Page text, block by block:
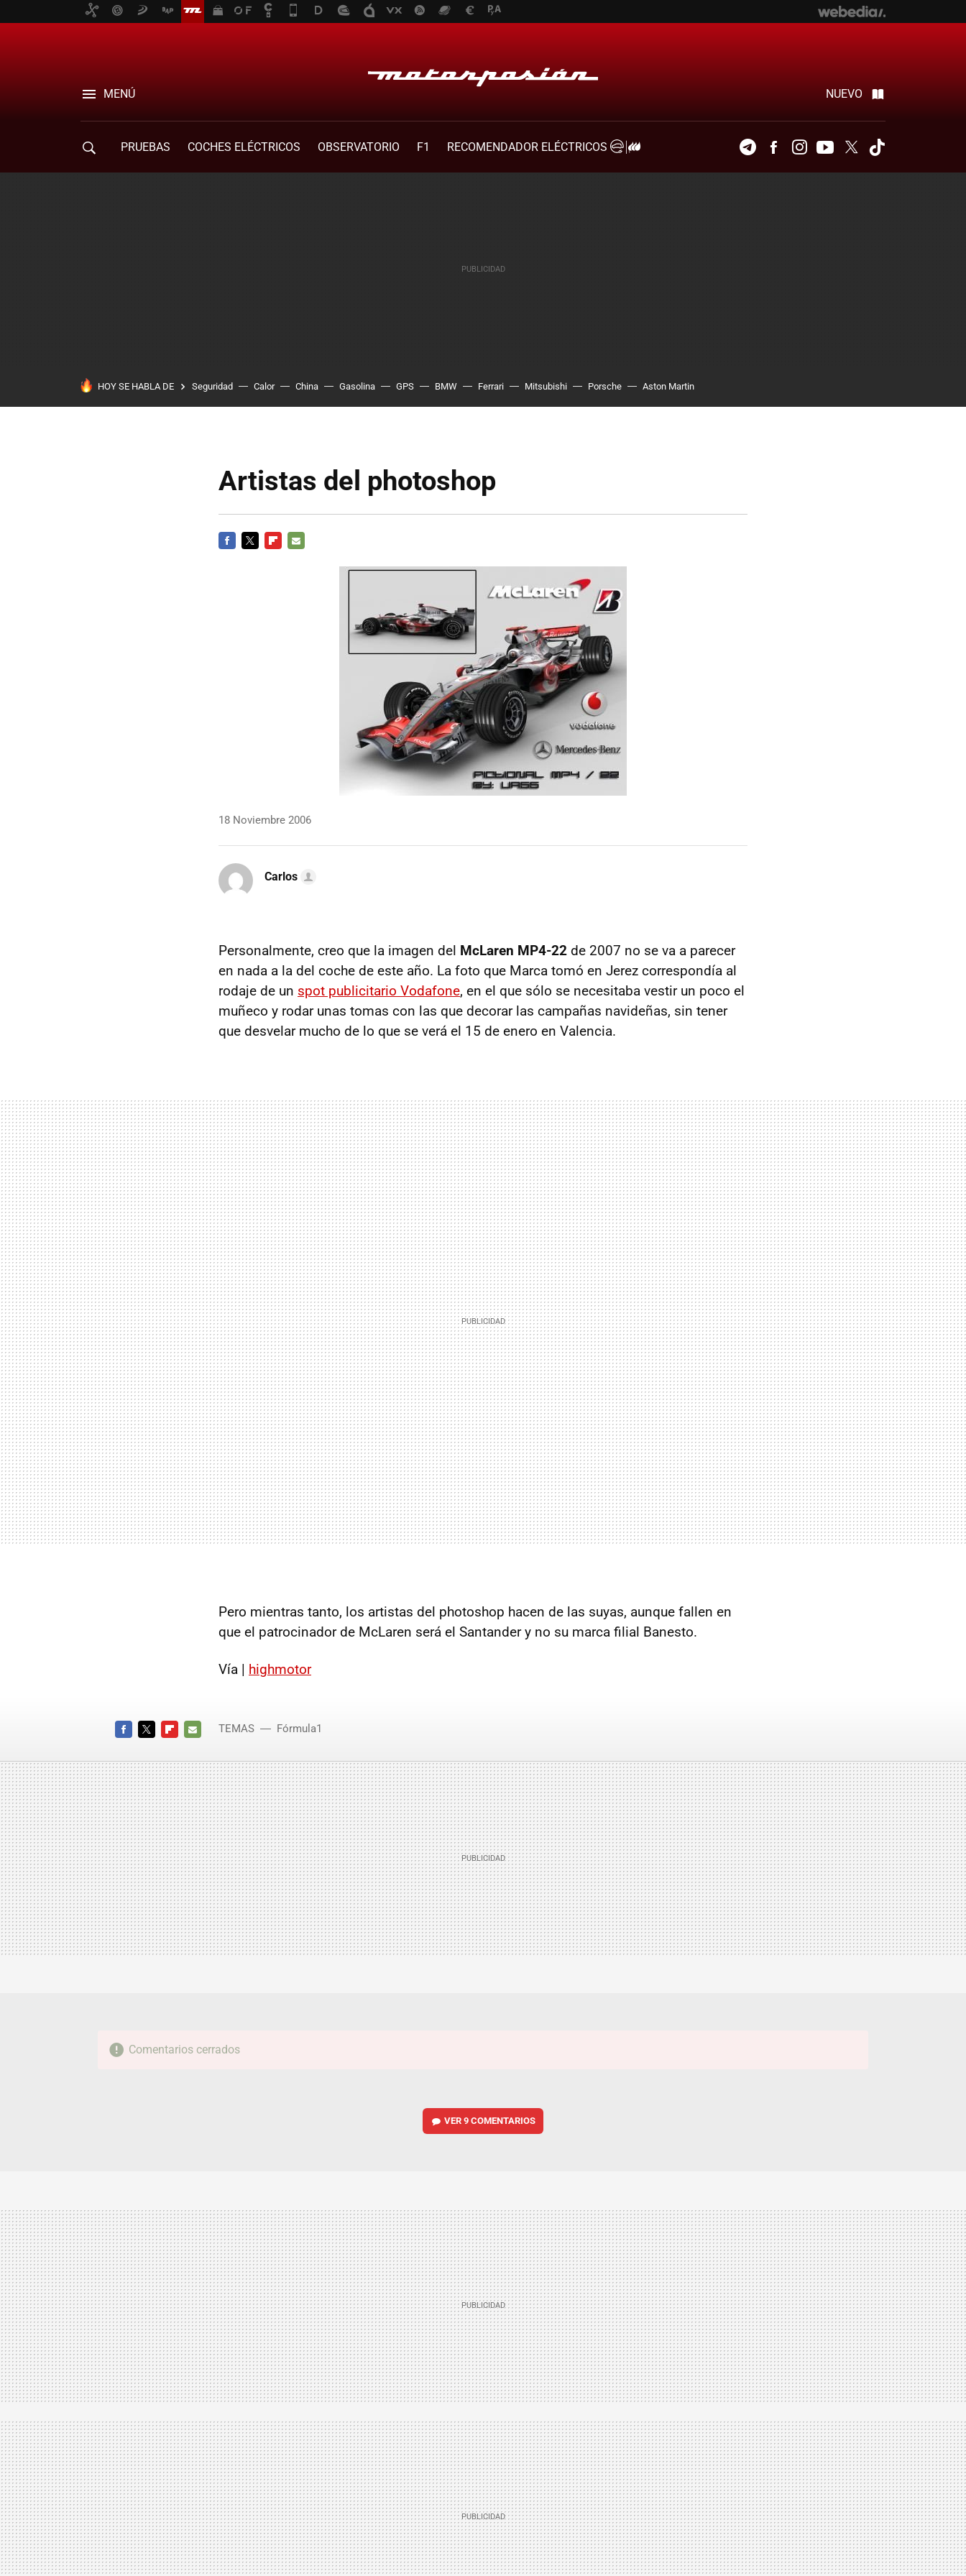
MENÚ NUEVO
PRUEBAS COCHES ELÉCTRICOS OBSERVATORIO F1
RECOMENDADOR ELÉCTRICOS
TelegramFacebookInstagramYoutubeTwitter
HOY SE HABLA DE Seguridad Calor China Gasolina GPS BMW Ferrari Mitsubishi Porsche Aston Martin
Artistas del photoshop
18 Noviembre 2006
Carlos
Personalmente, creo que la imagen del McLaren MP4-22 de 2007 no se va a parecer
en nada a la del coche de este año. La foto que Marca tomó en Jerez correspondía al
rodaje de un spot publicitario Vodafone, en el que sólo se necesitaba vestir un poco el
muñeco y rodar unas tomas con las que decorar las campañas navideñas, sin tener
que desvelar mucho de lo que se verá el 15 de enero en Valencia.
Pero mientras tanto, los artistas del photoshop hacen de las suyas, aunque fallen en
que el patrocinador de McLaren será el Santander y no su marca filial Banesto.
Vía | highmotor
MAIL
TEMAS Fórmula1
Comentarios cerrados
VER9 COMENTARIOS